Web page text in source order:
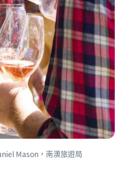
Mason，南澳旅遊局